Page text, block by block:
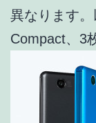
異なります
Compact、3